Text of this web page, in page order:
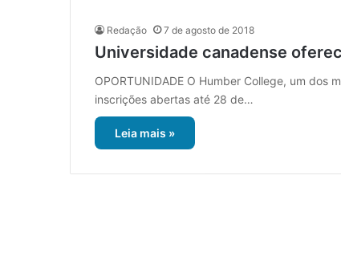
Redação 7 de agosto de 2018
Universidade canadense
OPORTUNIDADE O Humber College, um dos
inscrições abertas até 28 de…
Leia mais »